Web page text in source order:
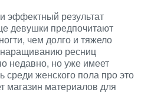
эффектный результат
девушки предпочитают
чем долго и тяжело
ресниц
недавно, но уже имеет
среди женского пола про это
магазин материалов для